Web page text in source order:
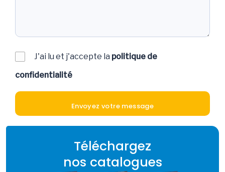
J'ai lu et j'accepte la politique de
confidentialité
Téléchargez
nos catalogues